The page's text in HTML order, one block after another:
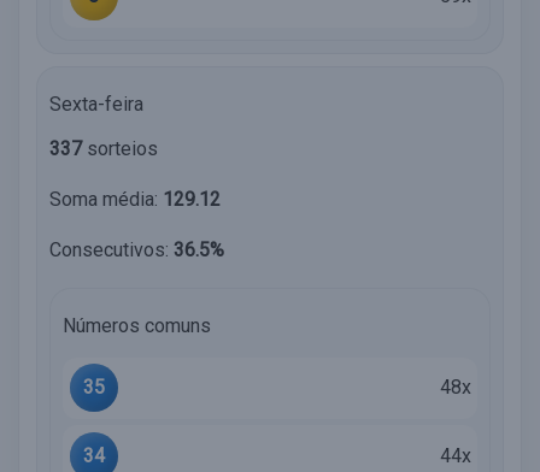
Sexta-feira
337sorteios
Soma média: 129.12
Consecutivos: 36.5%
Números comuns
35 48x
34 44x